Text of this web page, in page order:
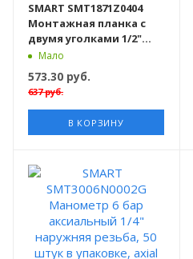
SMART SMT1871Z0404
Монтажная планка с
двумя уголками 1/2"
внутренняя резьба,
латунь 50 штук в
упаковке
Мало
573.30 руб.
637руб.
В КОРЗИНУ